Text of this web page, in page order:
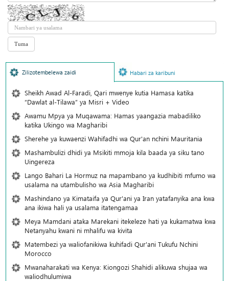
Zilizotembelewa zaidi Habari za karibuni
Sheikh Awad Al-Faradi, Qari mwenye kutia Hamasa katika
“Dawlat al-Tilawa” ya Misri + Video
Awamu Mpya ya Muqawama: Hamas yaangazia mabadiliko
katika Ukingo wa Magharibi
Sherehe ya kuwaenzi Wahifadhi wa Qur'an nchini Mauritania
Mashambulizi dhidi ya Msikiti mmoja kila baada ya siku tano
Uingereza
Lango Bahari La Hormuz na mapambano ya kudhibiti mfumo wa
usalama na utambulisho wa Asia Magharibi
Mashindano ya Kimataifa ya Qur'ani ya Iran yatafanyika ana kwa
ana ikiwa hali ya usalama itatengamaa
Meya Mamdani ataka Marekani itekeleze hati ya kukamatwa kwa
Netanyahu kwani ni mhalifu wa kivita
Matembezi ya waliofanikiwa kuhifadi Qur'ani Tukufu Nchini
Morocco
Mwanaharakati wa Kenya: Kiongozi Shahidi alikuwa shujaa wa
waliodhulumiwa